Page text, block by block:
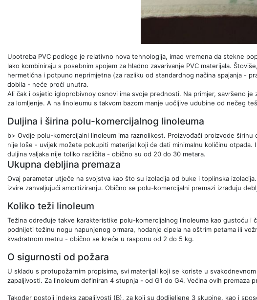
Upotreba PVC podloge je relativno nova tehnologija, imao vremena da stekne
lako kombiniraju s posebnim spojem za hladno zavarivanje PVC materijala.
hermetična i potpuno neprimjetna (za razliku od standardnog načina spajanja -
dobila - neće proći unutra.
Ali čak i osjetio igloprobivnoy osnovi ima svoje prednosti. Na primjer, savršeno
za lomljenje. A na linoleumu s takvom bazom manje uočljive udubine od nečeg
Duljina i širina polu-komercijalnog linoleuma
b> Ovdje polu-komercijalni linoleum ima raznolikost. Proizvođači proizvode
nije loše - uvijek možete pokupiti materijal koji će dati minimalnu količinu otpada.
duljina valjaka nije toliko različita - obično su od 20 do 30 metara.
Ukupna debljina premaza
Ovaj parametar utječe na svojstva kao što su izolacija od buke i toplinska
izvire zahvaljujući amortiziranju. Obično se polu-komercijalni premazi izrađuju
Koliko teži linoleum
Težina određuje takve karakteristike polu-komercijalnog linoleuma kao gustoću
podnijeti težinu nogu napunjenog ormara, hodanje cipela na oštrim petama ili
kvadratnom metru - obično se kreće u rasponu od 2 do 5 kg.
O sigurnosti od požara
U skladu s protupožarnim propisima, svi materijali koji se koriste u
zapaljivosti. Za linoleum definiran 4 stupnja - od G1 do G4. Većina ovih premaza
Također postoji indeks zapaljivosti (B), za koji su dodijeljene 3 skupine, kao i